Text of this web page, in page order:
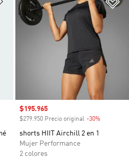
Precio de venta
$195.965
$279.950 Precio original -30%
shorts HIIT Airchill 2 en 1
Mujer Performance
2 colores